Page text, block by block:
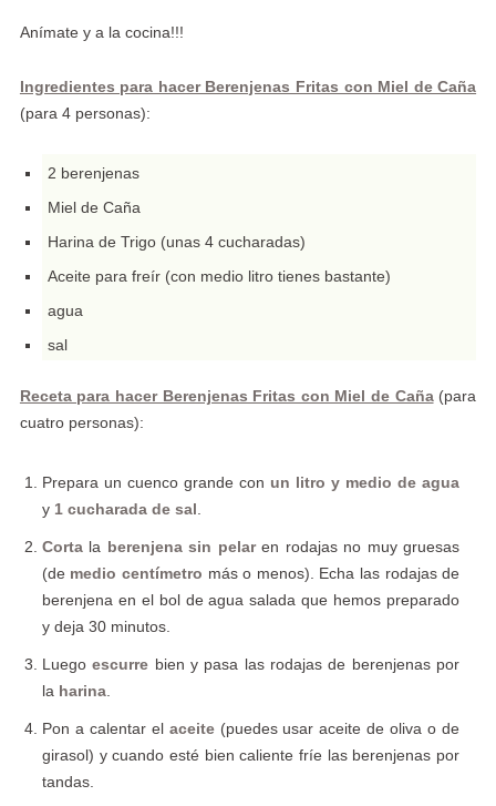
Anímate y a la cocina!!!
Ingredientes para hacer Berenjenas Fritas con Miel de Caña
(para 4 personas):
2 berenjenas
Miel de Caña
Harina de Trigo (unas 4 cucharadas)
Aceite para freír (con medio litro tienes bastante)
agua
sal
Receta para hacer Berenjenas Fritas con Miel de Caña(para
cuatro personas):
Prepara un cuenco grande con un litro y medio de agua
y 1 cucharada de sal.
Cortala berenjena sin pelaren rodajas no muy gruesas
(de medio centímetro más o menos). Echa las rodajas de
berenjena en el bol de agua salada que hemos preparado
y deja 30 minutos.
Luegoescurre bien y pasa las rodajas de berenjenas por
la harina.
Pon a calentar el aceite(puedes usar aceite de oliva o de
girasol) y cuando esté bien caliente fríe las berenjenas por
tandas.